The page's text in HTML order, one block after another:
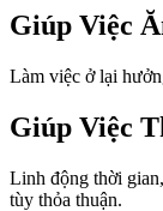
Giúp Việc
Làm việc ở lại
Giúp Việc
Linh động thời
tùy thỏa thuận.